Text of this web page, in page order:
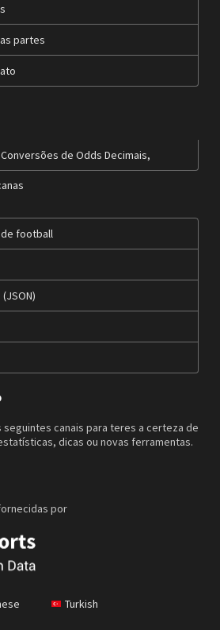
partes
de Odds Decimais,
football
canais para teres a certeza de
dicas ou novas ferramentas.
por
Turkish